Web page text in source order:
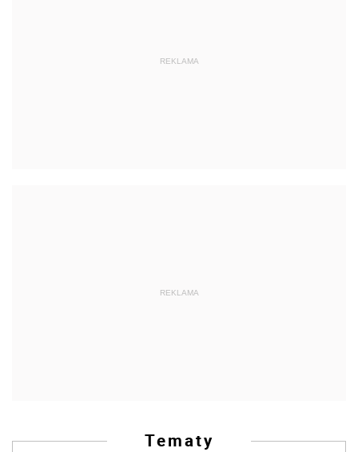
REKLAMA
REKLAMA
Tematy